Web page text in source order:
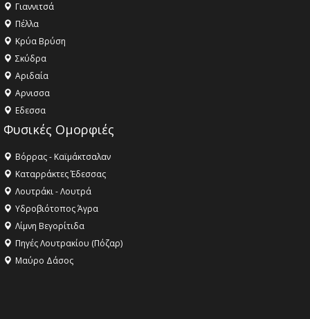
Γιαννιτσά
Πέλλα
Κρύα Βρύση
Σκύδρα
Αριδαία
Aρνισσα
Eδεσσα
Φυσικές Ομορφιές
Βόρρας - Καϊμάκτσαλαν
Καταρράκτες Έδεσσας
Λουτράκι - Λουτρά
Υδροβιότοπος Άγρα
Λίμνη Βεγορίτιδα
Πηγές Λουτρακίου (Πόζαρ)
Μαύρο Δάσος